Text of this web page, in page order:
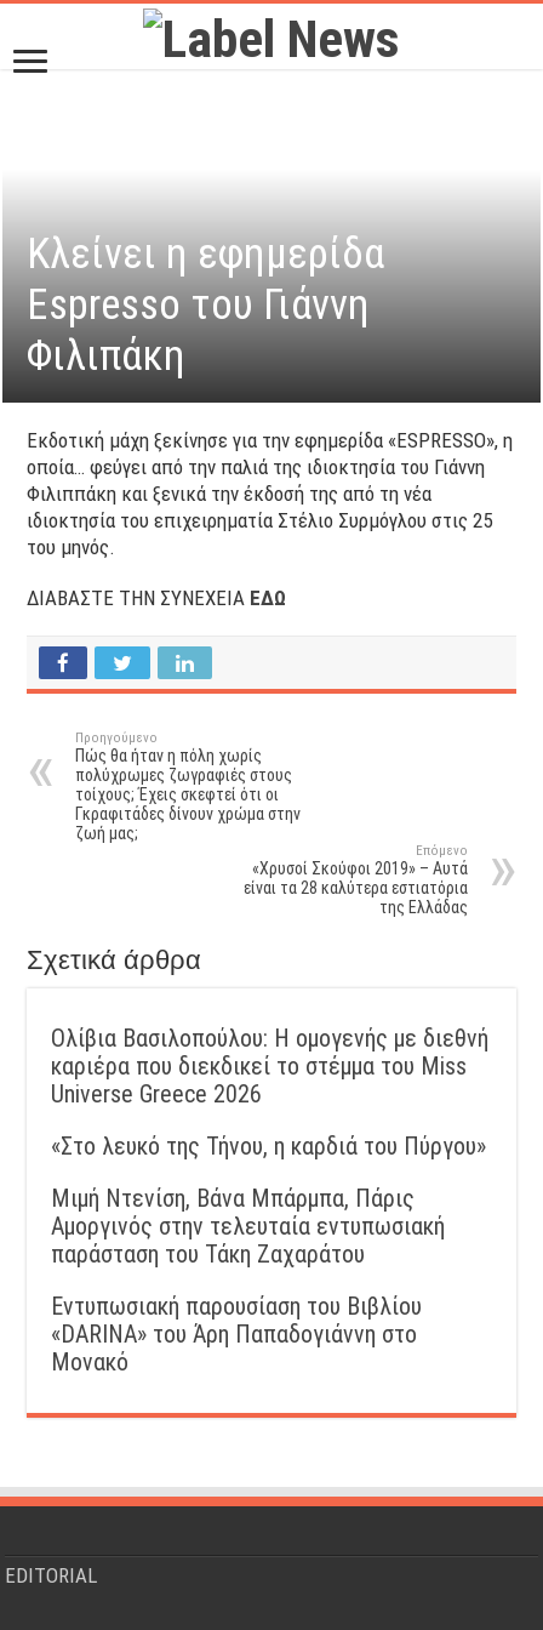
Κλείνει η εφημερίδα
Espresso του Γιάννη
Φιλιπάκη
Εκδοτική μάχη ξεκίνησε για την εφημερίδα «ESPRESSO», η
οποία… φεύγει από την παλιά της ιδιοκτησία του Γιάννη
Φιλιππάκη και ξενικά την έκδοσή της από τη νέα
ιδιοκτησία του επιχειρηματία Στέλιο Συρμόγλου στις 25
του μηνός.
ΔΙΑΒΑΣΤΕ ΤΗΝ ΣΥΝΕΧΕΙΑ ΕΔΩ
Προηγούμενο
Πώς θα ήταν η πόλη χωρίς
πολύχρωμες ζωγραφιές στους
τοίχους; Έχεις σκεφτεί ότι οι
Γκραφιτάδες δίνουν χρώμα στην
ζωή μας;
Επόμενο
«Χρυσοί Σκούφοι 2019» – Αυτά
είναι τα 28 καλύτερα εστιατόρια
της Ελλάδας
Σχετικά άρθρα
Ολίβια Βασιλοπούλου: Η ομογενής με διεθνή
καριέρα που διεκδικεί το στέμμα του Miss
Universe Greece 2026
«Στο λευκό της Τήνου, η καρδιά του Πύργου»
Μιμή Ντενίση, Βάνα Μπάρμπα, Πάρις
Αμοργινός στην τελευταία εντυπωσιακή
παράσταση του Τάκη Ζαχαράτου
Εντυπωσιακή παρουσίαση του Βιβλίου
«DARINA» του Άρη Παπαδογιάννη στο
Μονακό
EDITORIAL